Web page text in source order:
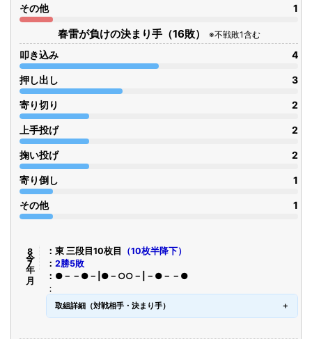
その他 1
春雷が負けの決まり手（16敗） ※不戦敗1含む
叩き込み 4
押し出し 3
寄り切り 2
上手投げ 2
掬い投げ 2
寄り倒し 1
その他 1
令8年7月 東 三段目10枚目
（10枚半降下）
2勝5敗
●－－●－|●－○○－|－●－－●
取組詳細（対戦相手・決まり手）